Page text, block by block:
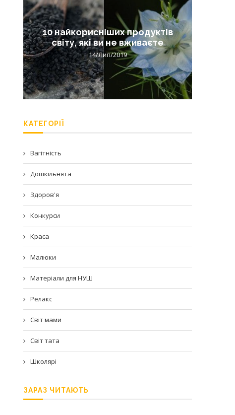
10 найкорисніших продуктів
світу, які ви не вживаєте
14/Лип/2019
КАТЕГОРІЇ
Вагітність
Дошкільнята
Здоров'я
Конкурси
Краса
Малюки
Матеріали для НУШ
Релакс
Світ мами
Світ тата
Школярі
ЗАРАЗ ЧИТАЮТЬ